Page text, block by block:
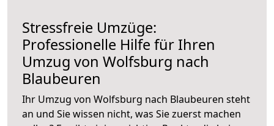
Stressfreie Umzüge:
Professionelle Hilfe für Ihren
Umzug von Wolfsburg nach
Blaubeuren
Ihr Umzug von Wolfsburg nach Blaubeuren steht
an und Sie wissen nicht, was Sie zuerst machen